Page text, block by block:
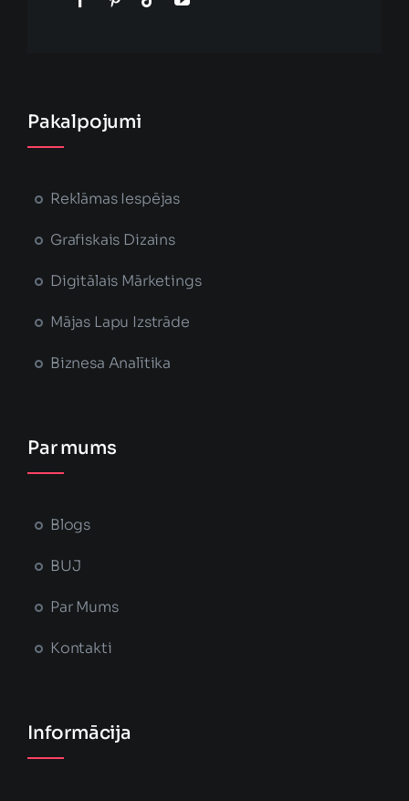
Pakalpojumi
Reklāmas Iespējas
Grafiskais Dizains
Digitālais Mārketings
Mājas Lapu Izstrāde
Biznesa Analītika
Par mums
Blogs
BUJ
Par Mums
Kontakti
Informācija